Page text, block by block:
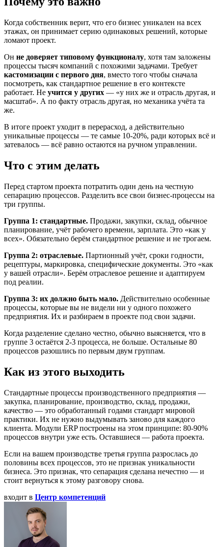
Когда собственник верит, что его бизнес уникален на всех
этажах, он принимает серию одинаковых решений, которые
ломают проект.
Он не доверяет типовому функционалу, хотя там заложены
процессы тысяч компаний с похожими задачами. Требует
кастомизации с первого дня, вместо того чтобы сначала
посмотреть, как стандартное решение в его контексте
работает. Не учится у других — «у них же и отрасль другая, и
масштаб». А по факту отрасль другая, но механика учёта та
же.
В итоге проект уходит в перерасход, а действительно
уникальные процессы — те самые 10-20%, ради которых всё и
затевалось — всё равно остаются на ручном управлении.
Что с этим делать
Перед стартом проекта потратить один день на честную
сепарацию процессов. Разделить все свои бизнес-процессы на
три группы.
Группа 1: стандартные. Продажи, закупки, склад, обычное
планирование, учёт рабочего времени, зарплата. Это «как у
всех». Обязательно берём стандартное решение и не трогаем.
Группа 2: отраслевые. Партионный учёт, сроки годности,
рецептуры, маркировка, специфические документы. Это «как
у вашей отрасли». Берём отраслевое решение и адаптируем
под реалии.
Группа 3: их должно быть мало. Действительно особенные
процессы, которые вы не видели ни у одного похожего
предприятия. Их и разбираем в проекте под свои задачи.
Когда разделение сделано честно, обычно выясняется, что в
группе 3 остаётся 2-3 процесса, не больше. Остальные 80
процессов разошлись по первым двум группам.
Как из этого выходить
Стандартные процессы производственного предприятия —
закупка, планирование, производство, склад, продажи,
качество — это обработанный годами стандарт мировой
практики. Их не нужно выдумывать заново для каждого
клиента. Модули ERP построены на этом принципе: 80-90%
процессов внутри уже есть. Оставшиеся — работа проекта.
Если на вашем производстве третья группа разрослась до
половины всех процессов, это не признак уникальности
бизнеса. Это признак, что сепарация сделана нечестно — и
стоит вернуться к этому разговору снова.
входит в Центр компетенций